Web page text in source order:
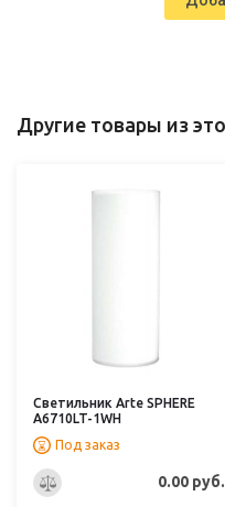
Другие товары из
Светильник Arte SPHERE
A6710LT-1WH
Под заказ
0.00 руб.